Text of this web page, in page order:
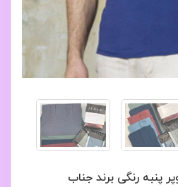
پنبه رنگی برند جناب